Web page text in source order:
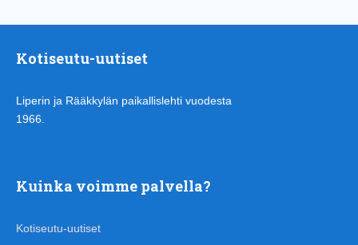
Kotiseutu-uutiset
Liperin ja Rääkkylän paikallislehti vuodesta
1966.
Kuinka voimme palvella?
Kotiseutu-uutiset